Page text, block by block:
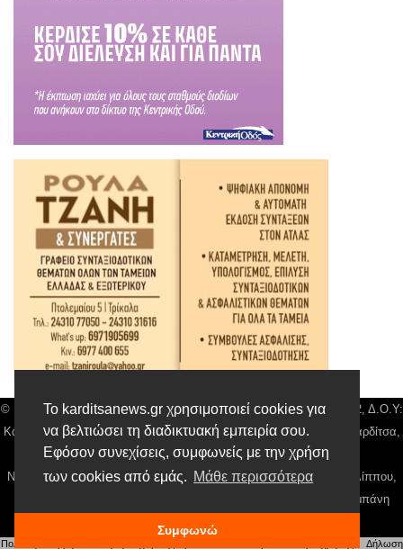
Το karditsanews.gr χρησιμοποιεί cookies για
να βελτιώσει τη διαδικτυακή εμπειρία σου.
Εφόσον συνεχίσεις, συμφωνείς με την χρήση
των cookies από εμάς. Μάθε περισσότερα
Συμφωνώ
© Karditsa News | Διακριτικός Τίτλος: Orion Media, ΑΦΜ: 043750542, Δ.Ο.Υ:
Καρδίτσας, Αρ. Γεμή: 018804431000, Δ/νση: Διάκου 10 τ.κ 43132 Καρδίτσα,
Τηλ: 24410 42500, email:news@karditsanews.gr.
Νόμιμος Εκπρόσωπος, Ιδιοκτήτης και Διαχειριστής: Παναγιώτης Φιλίππου,
Διευθύντρια: Γιαννουσά Βασιλική, Διευθύντιρα Σύνταξης: Μπαλαμπάνη
Βασιλική. Δικαιούχος domain name Παναγιώτης Φιλίππου
Πολιτική απορρήτου Δήλωση